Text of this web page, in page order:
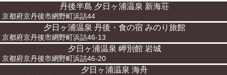
丹後半島 夕日ヶ浦温泉 新海荘
京都府京丹後市網野町浜詰44
夕日ヶ浦温泉 丹後・食の宿 みのり旅館
京都府京丹後市網野町浜詰46-13
夕日ヶ浦温泉 岬別館 岩城
京都府京丹後市網野町浜詰46-20
夕日ヶ浦温泉 海舟